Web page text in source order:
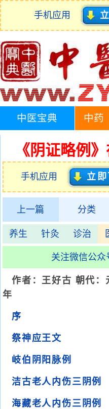
手机应用
中医宝典 中药
《阴证略例
手机应用 立
上一篇 分类
养生 针灸 诊治
关注微信公众
作者：王好古 朝代：
年
序
祭神应王文
岐伯阴阳脉例
洁古老人内伤三阴例
海藏老人内伤三阴例